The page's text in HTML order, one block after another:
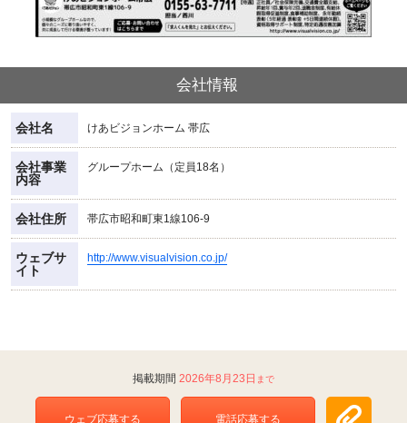
会社情報
会社名 けあビジョンホーム 帯広
会社事業
内容
グループホーム（定員18名）
会社住所 帯広市昭和町東1線106-9
ウェブサ
イト
http://www.visualvision.co.jp/
2026年8月23日
ウェブ応募する 電話応募する